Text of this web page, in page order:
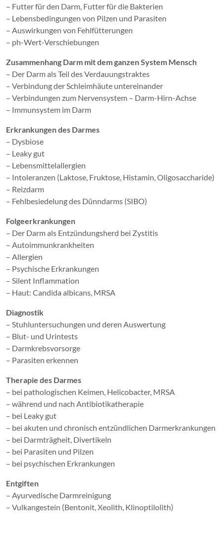
– Futter für den Darm, Futter für die Bakterien
– Lebensbedingungen von Pilzen und Parasiten
– Auswirkungen von Fehlfütterungen
– ph-Wert-Verschiebungen
Zusammenhang Darm mit dem ganzen System Mensch
– Der Darm als Teil des Verdauungstraktes
– Verbindung der Schleimhäute untereinander
– Verbindungen zum Nervensystem – Darm-Hirn-Achse
– Immunsystem im Darm
Erkrankungen des Darmes
– Dysbiose
– Leaky gut
– Lebensmittelallergien
– Intoleranzen (Laktose, Fruktose, Histamin, Oligosaccharide)
– Reizdarm
– Fehlbesiedelung des Dünndarms (SIBO)
Folgeerkrankungen
– Der Darm als Entzündungsherd bei Zystitis
– Autoimmunkrankheiten
– Allergien
– Psychische Erkrankungen
– Silent Inflammation
– Haut: Candida albicans, MRSA
Diagnostik
– Stuhluntersuchungen und deren Auswertung
– Blut- und Urintests
– Darmkrebsvorsorge
– Parasiten erkennen
Therapie des Darmes
– bei pathologischen Keimen, Helicobacter, MRSA
– während und nach Antibiotikatherapie
– bei Leaky gut
– bei akuten und chronisch entzündlichen Darmerkrankungen
– bei Darmträgheit, Divertikeln
– bei Parasiten und Pilzen
– bei psychischen Erkrankungen
Entgiften
– Ayurvedische Darmreinigung
– Vulkangestein (Bentonit, Xeolith, Klinoptilolith)